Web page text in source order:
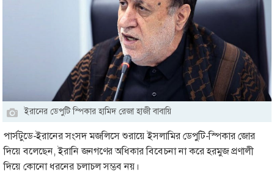
ইরানের ডেপুটি স্পিকার হামিদ রেজা হাজী বাবায়ি
পার্সটুডে-ইরানের সংসদ মজলিসে শুরায়ে ইসলামির ডেপুটি-স্পিকার জোর
দিয়ে বলেছেন, ইরানি জনগণের অধিকার বিবেচনা না করে হরমুজ প্রণালী
দিয়ে কোনো ধরনের চলাচল সম্ভব নয়।